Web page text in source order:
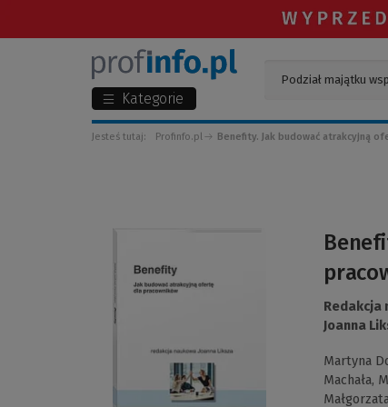
Kategorie
Jesteś tutaj: Profinfo.pl Benefity. Jak budować atrakcyjną
Redakcja
Joanna
Martyna
Machała,